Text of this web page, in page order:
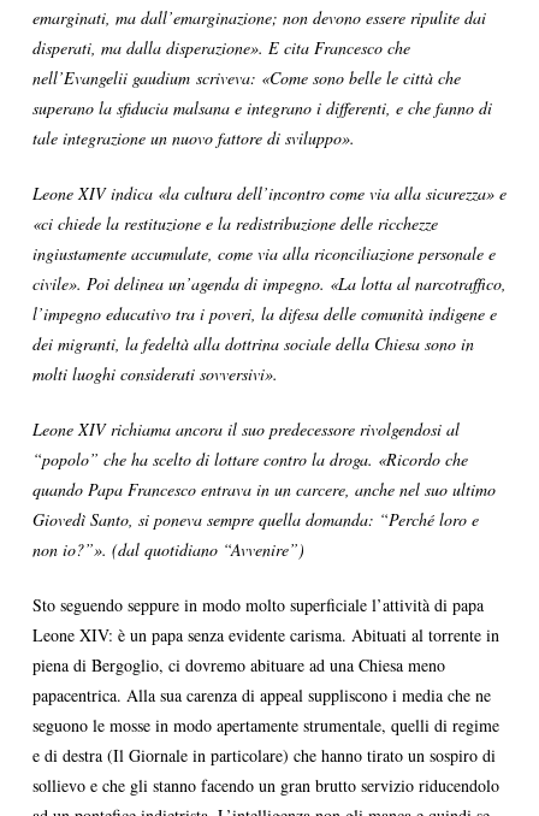
emarginati, ma dall’emarginazione; non devono essere ripulite dai
disperati, ma dalla disperazione». E cita Francesco che
nell’Evangelii gaudium scriveva: «Come sono belle le città che
superano la sfiducia malsana e integrano i differenti, e che fanno di
tale integrazione un nuovo fattore di sviluppo».
Leone XIV indica «la cultura dell’incontro come via alla sicurezza» e
«ci chiede la restituzione e la redistribuzione delle ricchezze
ingiustamente accumulate, come via alla riconciliazione personale e
civile». Poi delinea un’agenda di impegno. «La lotta al narcotraffico,
l’impegno educativo tra i poveri, la difesa delle comunità indigene e
dei migranti, la fedeltà alla dottrina sociale della Chiesa sono in
molti luoghi considerati sovversivi».
Leone XIV richiama ancora il suo predecessore rivolgendosi al
“popolo” che ha scelto di lottare contro la droga. «Ricordo che
quando Papa Francesco entrava in un carcere, anche nel suo ultimo
Giovedì Santo, si poneva sempre quella domanda: “Perché loro e
non io?”». (dal quotidiano “Avvenire”)
Sto seguendo seppure in modo molto superficiale l’attività di papa
Leone XIV: è un papa senza evidente carisma. Abituati al torrente in
piena di Bergoglio, ci dovremo abituare ad una Chiesa meno
papacentrica. Alla sua carenza di appeal suppliscono i media che ne
seguono le mosse in modo apertamente strumentale, quelli di regime
e di destra (Il Giornale in particolare) che hanno tirato un sospiro di
sollievo e che gli stanno facendo un gran brutto servizio riducendolo